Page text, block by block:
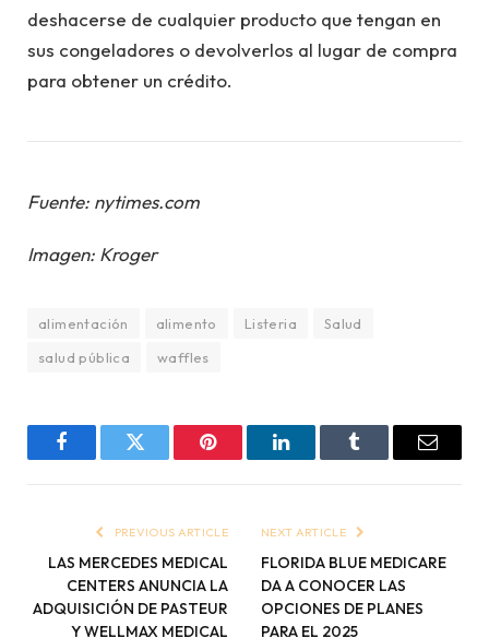
deshacerse de cualquier producto que tengan en
sus congeladores o devolverlos al lugar de compra
para obtener un crédito.
Fuente: nytimes.com
Imagen: Kroger
alimentación alimento Listeria
Salud
salud pública
waffles
FacebookTwitter Pinterest LinkedInTumblr Email
PREVIOUS ARTICLE
LAS MERCEDES MEDICAL
CENTERS ANUNCIA LA
ADQUISICIÓN DE PASTEUR
Y WELLMAX MEDICAL
NEXT ARTICLE
FLORIDA BLUE MEDICARE
DA A CONOCER LAS
OPCIONES DE PLANES
PARA EL 2025